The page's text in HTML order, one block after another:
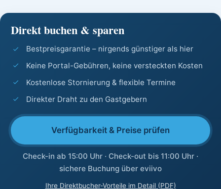
Direkt buchen & sparen
Bestpreisgarantie – nirgends günstiger als hier
Keine Portal-Gebühren, keine versteckten Kosten
Kostenlose Stornierung & flexible Termine
Direkter Draht zu den Gastgebern
Verfügbarkeit & Preise prüfen
Check-in ab 15:00 Uhr · Check-out bis 11:00 Uhr ·
sichere Buchung über eviivo
Ihre Direktbucher-Vorteile im Detail (PDF)